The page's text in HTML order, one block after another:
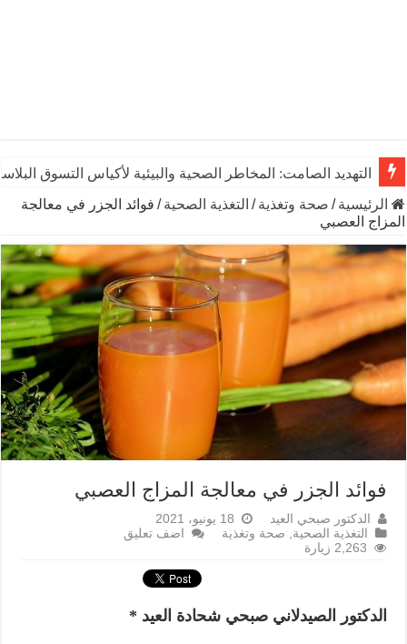
التهديد الصامت: المخاطر الصحية والبيئية لأكياس التسوق
الرئيسية / صحة وتغذية / التغذية الصحية / فوائد الجزر في معالجة
المزاج العصبي
فوائد الجزر في معالجة المزاج العصبي
الدكتور صبحي العيد
18 يونيو، 2021
التغذية الصحية, صحة وتغذية
اضف تعليق
2,263 زيارة
الدكتور الصيدلاني صبحي شحادة العيد *